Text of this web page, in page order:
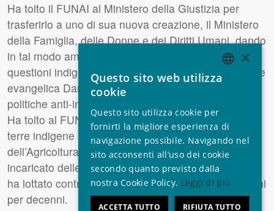
Ha tolto il FUNAI al Ministero della Giustizia per
trasferirlo a uno di sua nuova creazione, il Ministero
della Famiglia, delle Donne e dei Diritti Umani, dando
in tal modo ampie possibilità di influenzare le
questioni indigene alla nuova Ministra, la predicatrice
evangelica Damares Alves, già nota per le sue
politiche anti-indigene.
Ha tolto al FUNAI la responsabilità di demarcare le
terre indigene per assegnarla al Ministero
dell’Agricoltura, dove il funzionario del dipartimento
incaricato delle questioni territoriali, Nabhan Garcia,
ha lottato contro la demarcazione dei territori indigeni
per decenni.
ENGLISH
SPANISH
FRENCH
ITALIAN
PORTUGUESE
×
Questo sito web utilizza
cookie
Questo sito utilizza cookie per
fornirti la migliore esperienza di
navigazione possibile. Navigando nel
sito acconsenti all’uso dei cookie
secondo quanto previsto dalla
nostra Cookie Policy. Leggi di più
ACCETTA TUTTO RIFIUTA TUTTO